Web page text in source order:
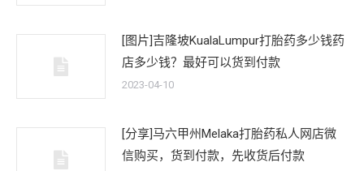
[图片]吉隆坡KualaLumpur打胎药多少钱药
店多少钱？最好可以货到付款
2023-04-10
[分享]马六甲州Melaka打胎药私人网店微
信购买，货到付款，先收货后付款